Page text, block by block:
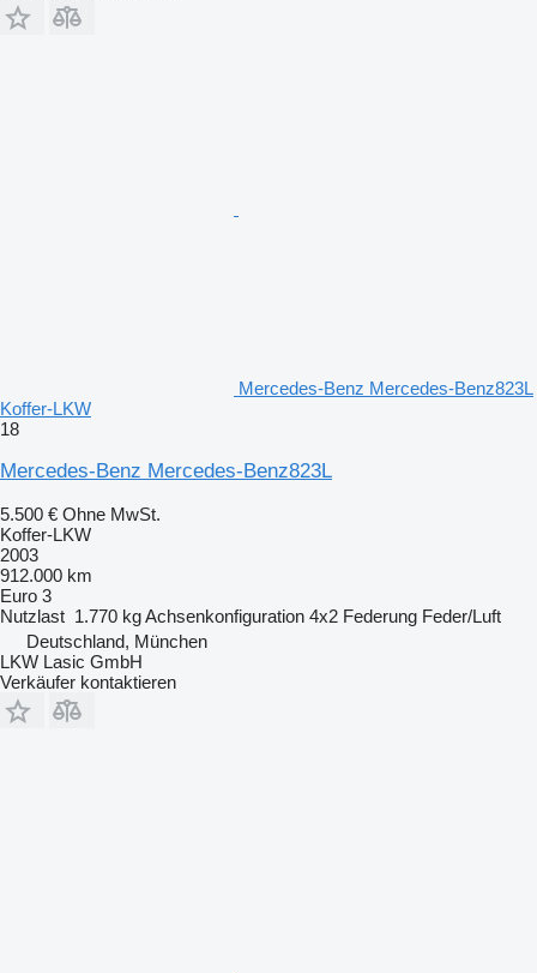
Mercedes-Benz Mercedes-Benz823L
Koffer-LKW
18
Mercedes-Benz Mercedes-Benz823L
5.500 € Ohne MwSt.
Koffer-LKW
2003
912.000 km
Euro 3
Nutzlast 1.770 kgAchsenkonfiguration 4x2 Federung Feder/Luft
Deutschland, München
LKW Lasic GmbH
Verkäufer kontaktieren